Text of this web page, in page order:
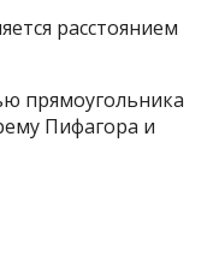
расстоянием
прямоугольника
Пифагора и